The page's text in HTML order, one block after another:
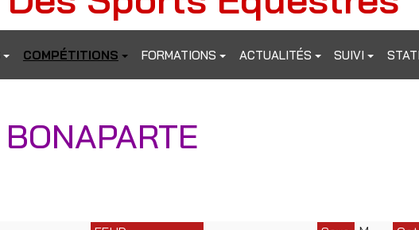
COMPÉTITIONS FORMATIONS ACTUALITÉS SUIVI
BONAPARTE